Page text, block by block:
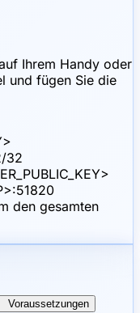
Ihrem Handy oder
und fügen Sie die
32
den gesamten
Voraussetzungen